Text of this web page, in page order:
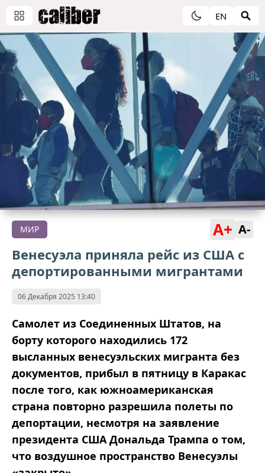
EN
МИР A+ A-
Венесуэла приняла рейс из США с
депортированными мигрантами
06 Декабря 2025 13:40
Самолет из Соединенных Штатов, на
борту которого находились 172
высланных венесуэльских мигранта без
документов, прибыл в пятницу в Каракас
после того, как южноамериканская
страна повторно разрешила полеты по
депортации, несмотря на заявление
президента США Дональда Трампа о том,
что воздушное пространство Венесуэлы